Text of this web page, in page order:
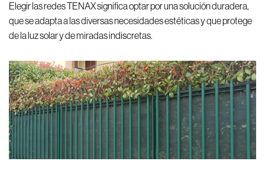
Elegir las redes TENAX significa optar por una solución duradera,
que se adapta a las diversas necesidades estéticas y que protege
de la luz solar y de miradas indiscretas.